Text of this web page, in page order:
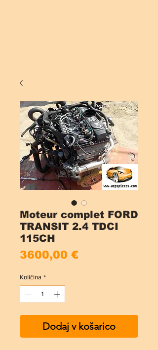
Moteur complet FORD
TRANSIT 2.4 TDCI
115CH
3600,00 €
Količina *
Dodaj v košarico